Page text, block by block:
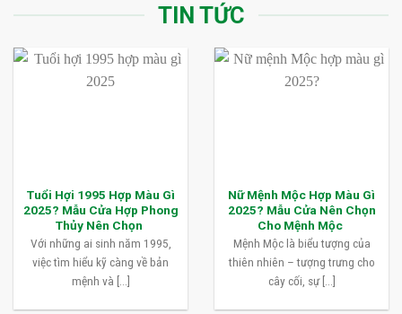
TIN TỨC
Tuổi Hợi 1995 Hợp Màu Gì
2025? Mẫu Cửa Hợp Phong
Thủy Nên Chọn
Với những ai sinh năm 1995,
việc tìm hiểu kỹ càng về bản
mệnh và [...]
Nữ Mệnh Mộc Hợp Màu Gì
2025? Mẫu Cửa Nên Chọn
Cho Mệnh Mộc
Mệnh Mộc là biểu tượng của
thiên nhiên – tượng trưng cho
cây cối, sự [...]